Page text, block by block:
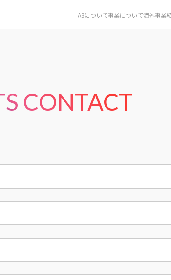
A3について事業について海外事業
CONTACT